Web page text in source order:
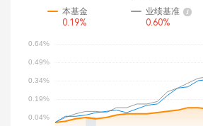
本基金
0.19%
业绩基准
0.60%